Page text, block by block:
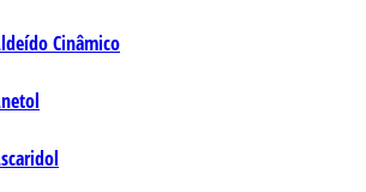
Cinâmico